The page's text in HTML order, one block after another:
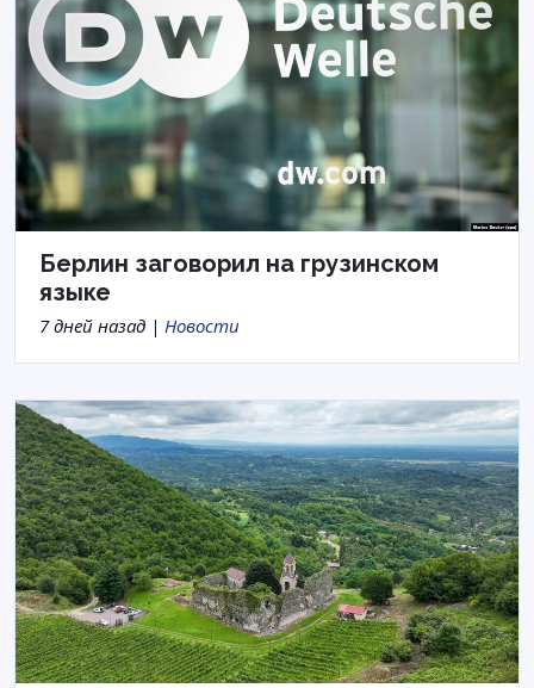
Берлин заговорил на грузинском
языке
7 дней назад | Новости